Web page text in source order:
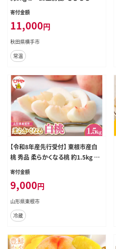
色桃 [先行予約 もも モモ 黄桃 黄色
田県産]
寄付金額
11,000円
秋田県横手市
常温
【令和8年産先行受付】 東根市産白
桃 秀品 柔らかくなる桃 約1.5kg ベ
ジフルひがしね 山形県 東根市 hi10
4-003
寄付金額
9,000円
山形県東根市
冷蔵